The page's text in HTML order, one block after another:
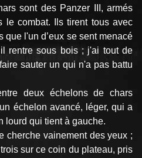
sont des Panzer III, armés
le combat. Ils tirent tous avec
que l'un d’eux se sent menacé
rentre sous bois ; j'ai tout de
sauter un qui n'a pas battu
deux échelons de chars
échelon avancé, léger, qui a
lourd qui tient à gauche.
cherche vainement des yeux ;
sur ce coin du plateau, pris